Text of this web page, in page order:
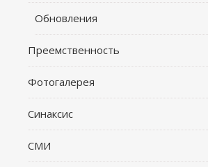
Обновления
Преемственность
Фотогалерея
Синаксис
СМИ